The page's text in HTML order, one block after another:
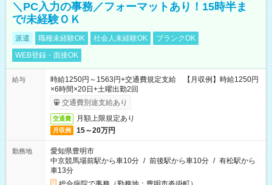
＼PC入力の事務／フォーマットあり！15時半ま
で/未経験ＯＫ
派遣 職種未経験OK 社会人未経験OK
ブランクOK
WEB登録・面接OK
給与
時給1250円～1563円+交通費規定支給 【月収例】時給1250円
×6時間×20日+土曜出勤2回
交通費別途支給あり
交通費 月額上限規定あり
月収例 15～20万円
勤務地
愛知県豊明市
中京競馬場前駅から車10分 / 前後駅から車10分 / 有松駅から
車13分